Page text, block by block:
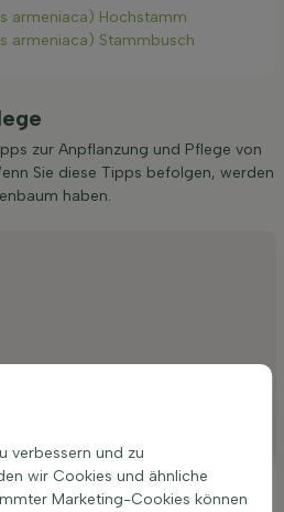
armeniaca) Hochstamm
armeniaca) Stammbusch
zur Anpflanzung und Pflege von
Sie diese Tipps befolgen, werden
haben.
Prunus armeniaca
verbessern und zu
wir Cookies und ähnliche
Marketing-Cookies können